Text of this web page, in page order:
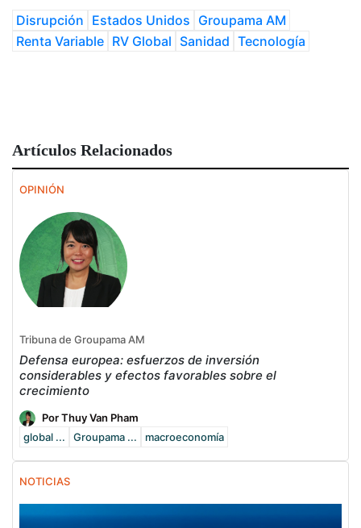
Disrupción Estados Unidos Groupama AM
Renta Variable RV Global Sanidad Tecnología
Artículos Relacionados
OPINIÓN
Tribuna de Groupama AM
Defensa europea: esfuerzos de inversión
considerables y efectos favorables sobre el
crecimiento
Por Thuy Van Pham
global ...
Groupama ... macroeconomía
NOTICIAS